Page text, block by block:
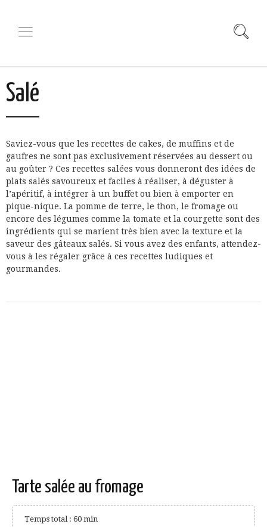
Salé
Saviez-vous que les recettes de cakes, de muffins et de
gaufres ne sont pas exclusivement réservées au dessert ou
au goûter ? Ces recettes salées vous donneront des idées de
plats salés savoureux et faciles à réaliser, à déguster à
l’apéritif, à intégrer à un buffet ou bien à emporter en
pique-nique. La pomme de terre, le thon, le fromage ou
encore des légumes comme la tomate et la courgette sont des
ingrédients qui se marient très bien avec la texture et la
saveur des gâteaux salés. Si vous avez des enfants, attendez-
vous à les régaler grâce à ces recettes ludiques et
gourmandes.
Tarte salée au fromage
Temps total : 60 min